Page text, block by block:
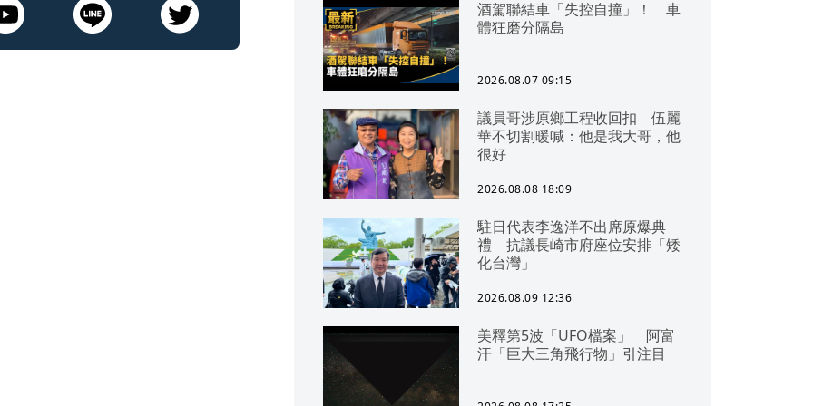
酒駕聯結車「失控自撞」！ 車
體狂磨分隔島
2026.08.07 09:15
議員哥涉原鄉工程收回扣 伍麗
華不切割暖喊：他是我大哥，他
很好
2026.08.08 18:09
駐日代表李逸洋不出席原爆典
禮 抗議長崎市府座位安排「矮
化台灣」
2026.08.09 12:36
美釋第5波「UFO檔案」 阿富
汗「巨大三角飛行物」引注目